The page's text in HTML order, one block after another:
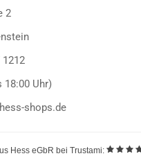
2
1212
18:00 Uhr)
shops.de
Hess eGbR bei Trustami: